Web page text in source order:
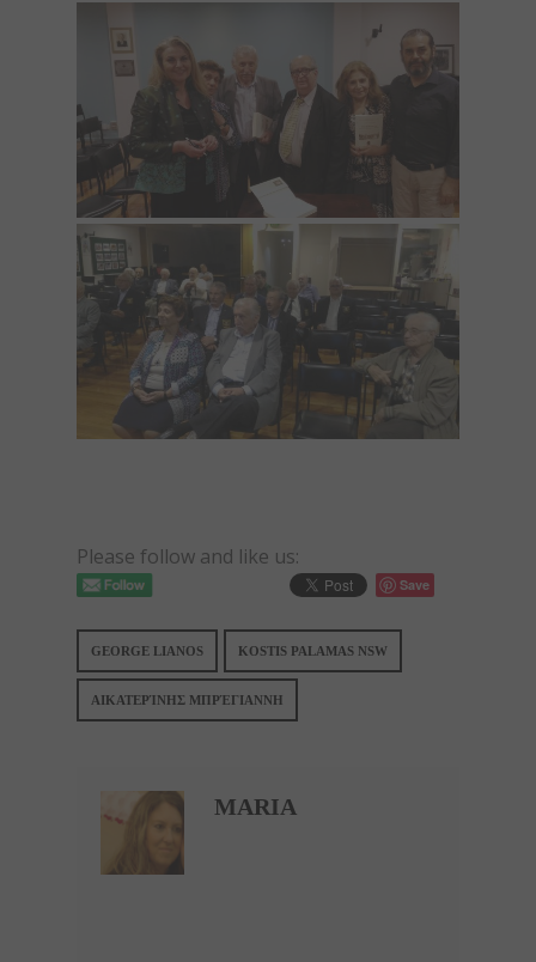
Please follow and like us:
Save
GEORGE LIANOS KOSTIS PALAMAS NSW
ΑΙΚΑΤΕΡΊΝΗΣ ΜΠΡΈΓΙΑΝΝΗ
MARIA